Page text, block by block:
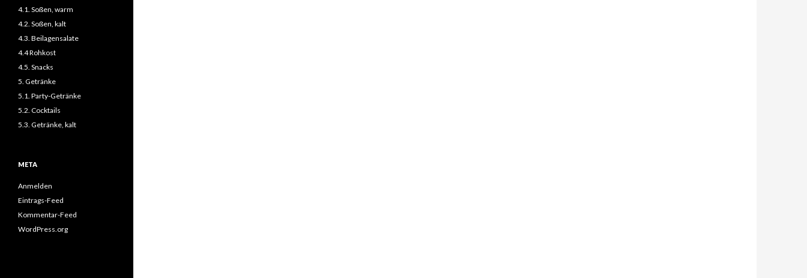
4.1. Soßen, warm
4.2. Soßen, kalt
4.3. Beilagensalate
4.4 Rohkost
4.5. Snacks
5. Getränke
5.1. Party-Getränke
5.2. Cocktails
5.3. Getränke, kalt
META
Anmelden
Eintrags-Feed
Kommentar-Feed
WordPress.org